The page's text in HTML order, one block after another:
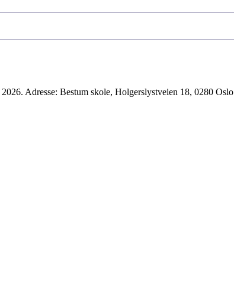
Adresse: Bestum skole, Holgerslystveien 18, 0280 Oslo